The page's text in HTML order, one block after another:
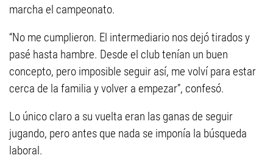
marcha el campeonato.
“No me cumplieron. El intermediario nos dejó tirados y
pasé hasta hambre. Desde el club tenían un buen
concepto, pero imposible seguir así, me volví para estar
cerca de la familia y volver a empezar”, confesó.
Lo único claro a su vuelta eran las ganas de seguir
jugando, pero antes que nada se imponía la búsqueda
laboral.